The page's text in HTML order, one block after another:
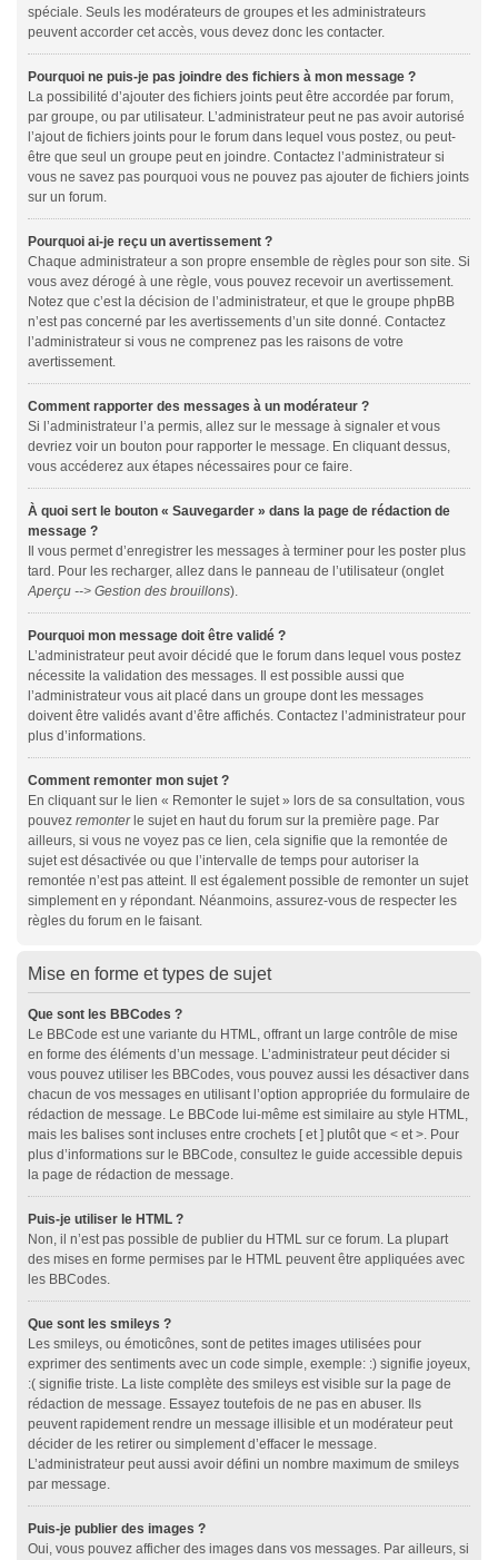
spéciale. Seuls les modérateurs de groupes et les administrateurs
peuvent accorder cet accès, vous devez donc les contacter.
Pourquoi ne puis-je pas joindre des fichiers à mon message ?
La possibilité d’ajouter des fichiers joints peut être accordée par forum,
par groupe, ou par utilisateur. L’administrateur peut ne pas avoir autorisé
l’ajout de fichiers joints pour le forum dans lequel vous postez, ou peut-
être que seul un groupe peut en joindre. Contactez l’administrateur si
vous ne savez pas pourquoi vous ne pouvez pas ajouter de fichiers joints
sur un forum.
Pourquoi ai-je reçu un avertissement ?
Chaque administrateur a son propre ensemble de règles pour son site. Si
vous avez dérogé à une règle, vous pouvez recevoir un avertissement.
Notez que c’est la décision de l’administrateur, et que le groupe phpBB
n’est pas concerné par les avertissements d’un site donné. Contactez
l’administrateur si vous ne comprenez pas les raisons de votre
avertissement.
Comment rapporter des messages à un modérateur ?
Si l’administrateur l’a permis, allez sur le message à signaler et vous
devriez voir un bouton pour rapporter le message. En cliquant dessus,
vous accéderez aux étapes nécessaires pour ce faire.
À quoi sert le bouton « Sauvegarder » dans la page de rédaction de
message ?
Il vous permet d’enregistrer les messages à terminer pour les poster plus
tard. Pour les recharger, allez dans le panneau de l’utilisateur (onglet
Aperçu --> Gestion des brouillons).
Pourquoi mon message doit être validé ?
L’administrateur peut avoir décidé que le forum dans lequel vous postez
nécessite la validation des messages. Il est possible aussi que
l’administrateur vous ait placé dans un groupe dont les messages
doivent être validés avant d’être affichés. Contactez l’administrateur pour
plus d’informations.
Comment remonter mon sujet ?
En cliquant sur le lien « Remonter le sujet » lors de sa consultation, vous
pouvez remonterle sujet en haut du forum sur la première page. Par
ailleurs, si vous ne voyez pas ce lien, cela signifie que la remontée de
sujet est désactivée ou que l’intervalle de temps pour autoriser la
remontée n’est pas atteint. Il est également possible de remonter un sujet
simplement en y répondant. Néanmoins, assurez-vous de respecter les
règles du forum en le faisant.
Mise en forme et types de sujet
Que sont les BBCodes ?
Le BBCode est une variante du HTML, offrant un large contrôle de mise
en forme des éléments d’un message. L’administrateur peut décider si
vous pouvez utiliser les BBCodes, vous pouvez aussi les désactiver dans
chacun de vos messages en utilisant l’option appropriée du formulaire de
rédaction de message. Le BBCode lui-même est similaire au style HTML,
mais les balises sont incluses entre crochets [ et ] plutôt que < et >. Pour
plus d’informations sur le BBCode, consultez le guide accessible depuis
la page de rédaction de message.
Puis-je utiliser le HTML ?
Non, il n’est pas possible de publier du HTML sur ce forum. La plupart
des mises en forme permises par le HTML peuvent être appliquées avec
les BBCodes.
Que sont les smileys ?
Les smileys, ou émoticônes, sont de petites images utilisées pour
exprimer des sentiments avec un code simple, exemple: :) signifie joyeux,
:( signifie triste. La liste complète des smileys est visible sur la page de
rédaction de message. Essayez toutefois de ne pas en abuser. Ils
peuvent rapidement rendre un message illisible et un modérateur peut
décider de les retirer ou simplement d’effacer le message.
L’administrateur peut aussi avoir défini un nombre maximum de smileys
par message.
Puis-je publier des images ?
Oui, vous pouvez afficher des images dans vos messages. Par ailleurs, si